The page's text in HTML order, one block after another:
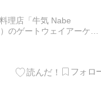
理店「牛気 Nabe
のゲートウェイアーケー